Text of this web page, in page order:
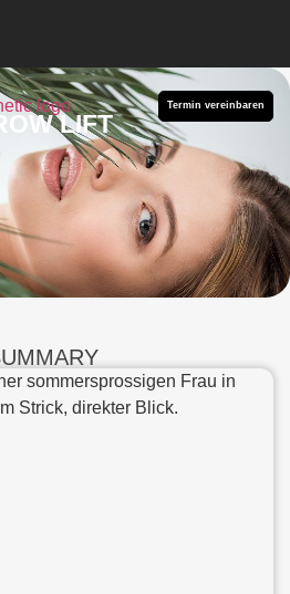
Termin vereinbaren
LIFT